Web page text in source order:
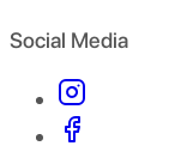
Social Media